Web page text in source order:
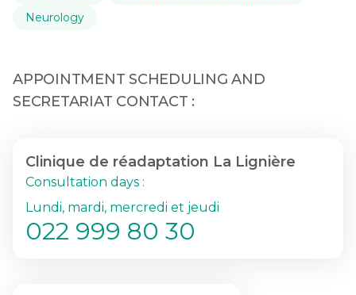
Neurology
APPOINTMENT SCHEDULING AND
SECRETARIAT CONTACT :
Clinique de réadaptation La Lignière
Consultation days :
Lundi, mardi, mercredi et jeudi
022 999 80 30